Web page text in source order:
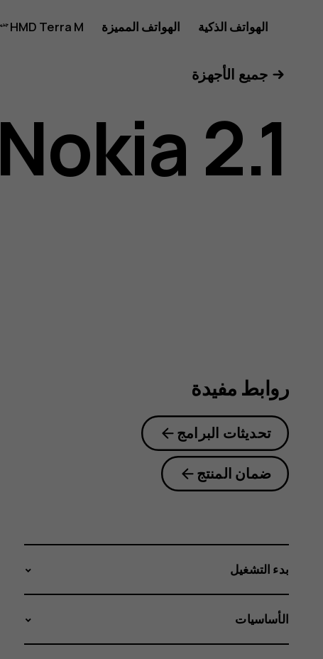
دليل
مستخدم
هاتف
الهواتف الذكية الهواتف المميزة HMD Terra M
جميع الأجهزة
Nokia 2.1
روابط مفيدة
تحديثات البرامج
ضمان المنتج
بدء التشغيل
الأساسيات